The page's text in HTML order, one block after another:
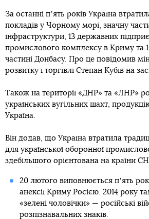
За останні пʼять років Україна
покладів у Чорному морі, значну
інфраструктури, 13 державних
промислового комплексу в Криму та
частині Донбасу. Про це повідомив
розвитку і торгівлі Степан Кубів на
Також на території «ДНР» та «ЛНР»
українських вугільних шахт,
Україна.
Він додав, що Україна втратила
для української оборонної
здебільшого орієнтована на країни
20 лютого виповнюється пʼять
анексії Криму Росією. 2014 року
«зелені чоловічки» — російські
розпізнавальних знаків.